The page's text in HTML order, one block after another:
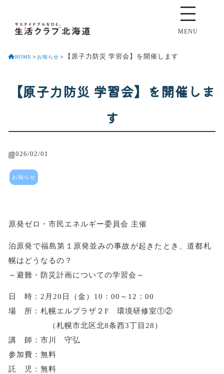
MENU
HOME ＞ お知らせ ＞ 【原子力防災 学習会】を開催します
【原子力防災 学習会】を開催しま
す
2026/02/01
お知らせ
原発ゼロ・市民エネルギー委員会 主催
泊原発で福島第１原発並みの事故が起きたとき、道都札
幌はどうなるの？
～避難・防災計画についての学習会～
日 時：2月20日（金）10：00～12：00
場 所：札幌エルプラザ２F 環境研修室①②
（札幌市北区北8条西3丁目28）
講 師：市川 守弘
参加費：無料
託 児：無料